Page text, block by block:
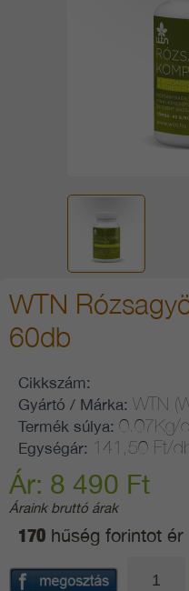
WTN
60db
Cikkszám:
Gyártó / Márka: WTN
Termék súlya: 0.07Kg/
Egységár: 141,50 Ft/
Ár: 8 490 Ft
Áraink bruttó árak
170 hűség forintot ér